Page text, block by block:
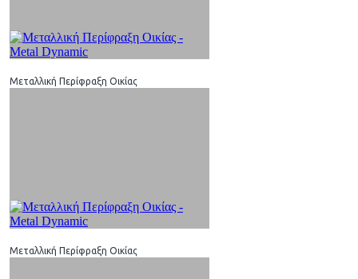
Μεταλλική Περίφραξη Οικίας
Μεταλλική Περίφραξη Οικίας